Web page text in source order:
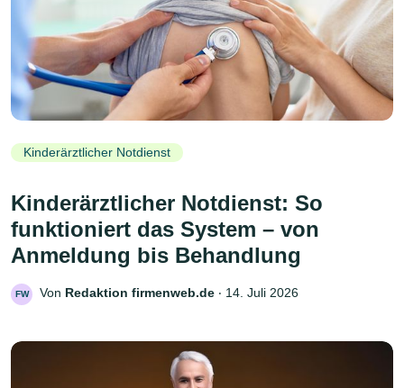
Kinderärztlicher Notdienst
Kinderärztlicher Notdienst: So
funktioniert das System – von
Anmeldung bis Behandlung
FW Von Redaktion firmenweb.de ‧ 14. Juli 2026